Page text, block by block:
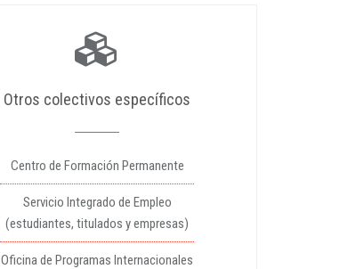
Otros colectivos específicos
Centro de Formación Permanente
Servicio Integrado de Empleo
(estudiantes, titulados y empresas)
Oficina de Programas Internacionales